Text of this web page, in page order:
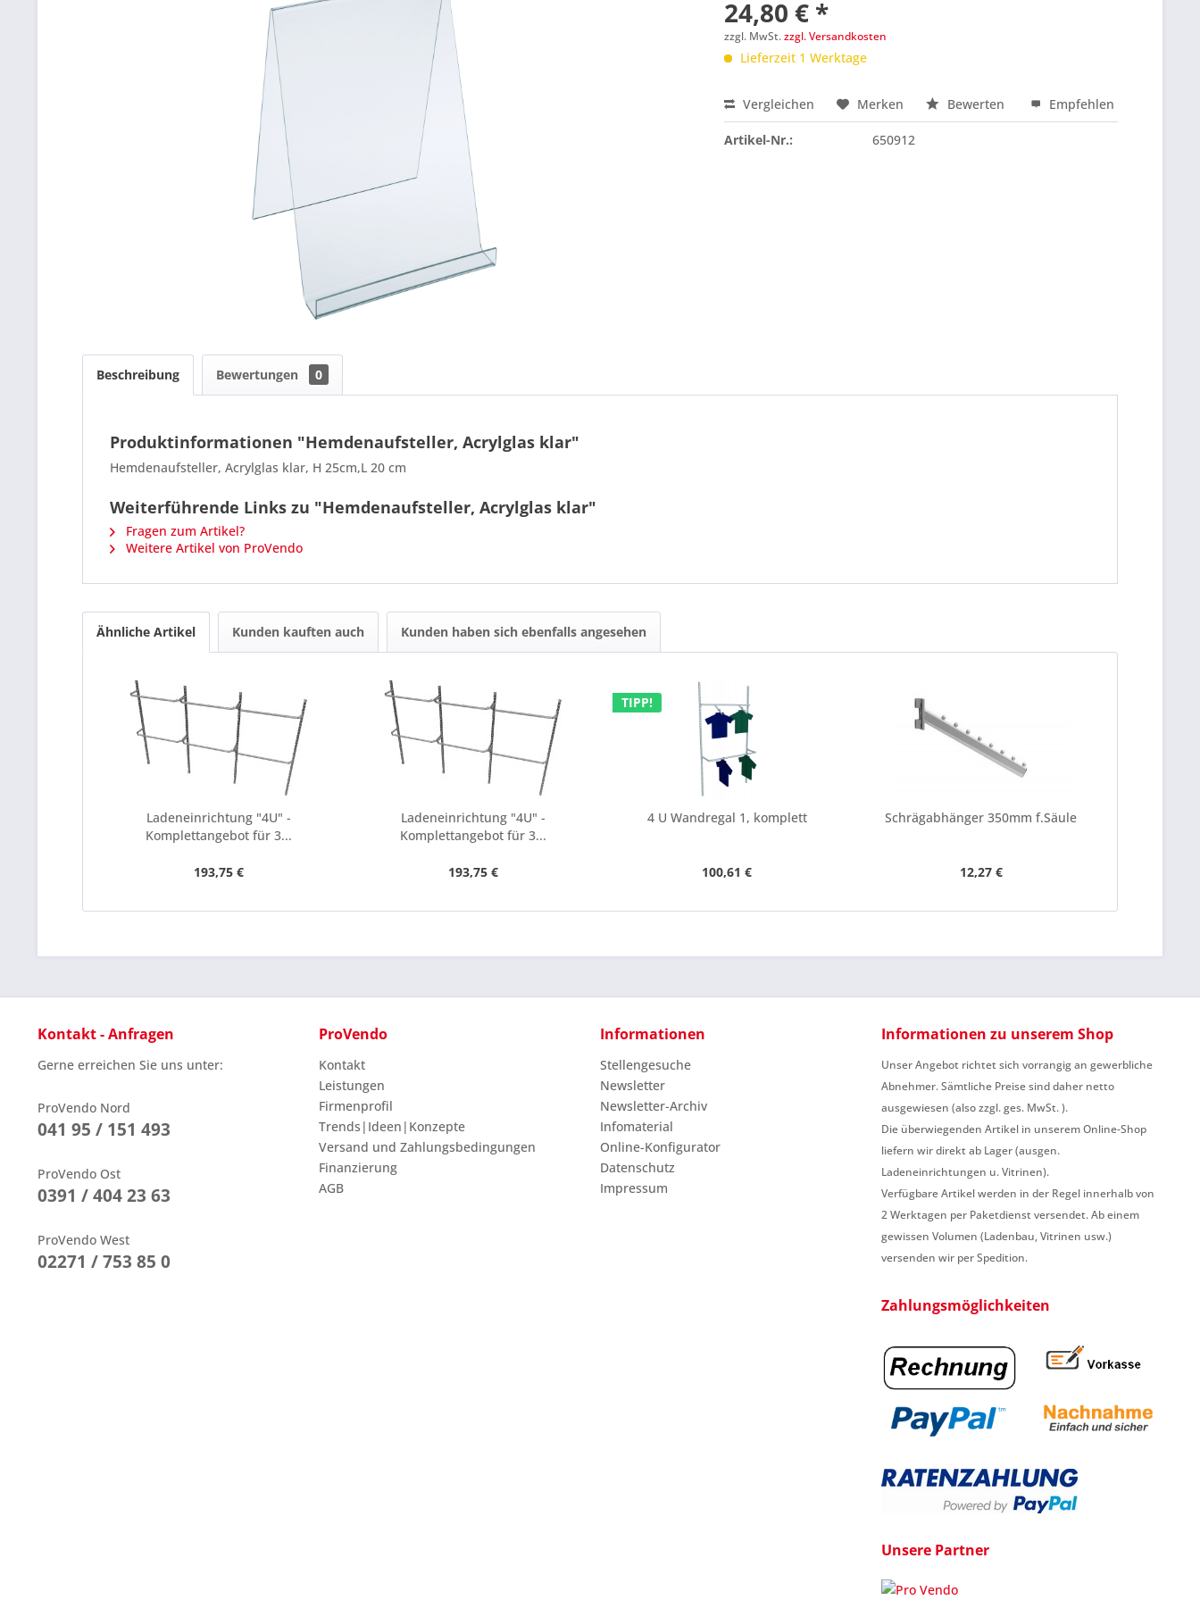
24,80 € *
zzgl. MwSt.zzgl. Versandkosten
Lieferzeit 1 Werktage
Preis anfragen
und stimme zu. *
Mit * gekennzeichnete Felder sind Pflichtfelder.
Senden
Vergleichen Merken Bewerten Empfehlen
Artikel-Nr.: 650912
Beschreibung Bewertungen 0
Produktinformationen "Hemdenaufsteller, Acrylglas klar"
Hemdenaufsteller, Acrylglas klar, H 25cm,L 20 cm
Weiterführende Links zu "Hemdenaufsteller, Acrylglas klar"
Fragen zum Artikel?
Weitere Artikel von ProVendo
Ähnliche Artikel Kunden kauften auch Kunden haben sich ebenfalls angesehen
Ladeneinrichtung "4U" -
Komplettangebot für 3...
193,75 €
Ladeneinrichtung "4U" -
Komplettangebot für 3...
193,75 €
TIPP!
4 U Wandregal 1, komplett
100,61 €
Schrägabhänger 350mm f.Säule
12,27 €
Kontakt - Anfragen
Gerne erreichen Sie uns unter:
ProVendo Nord
041 95 / 151 493
ProVendo Ost
0391 / 404 23 63
ProVendo West
02271 / 753 85 0
ProVendo
Kontakt
Leistungen
Firmenprofil
Trends|Ideen|Konzepte
Versand und Zahlungsbedingungen
Finanzierung
AGB
Informationen
Stellengesuche
Newsletter
Newsletter-Archiv
Infomaterial
Online-Konfigurator
Datenschutz
Impressum
Informationen zu unserem Shop
Unser Angebot richtet sich vorrangig an gewerbliche
Abnehmer. Sämtliche Preise sind daher netto
ausgewiesen (also zzgl. ges. MwSt. ).
Die überwiegenden Artikel in unserem Online-Shop
liefern wir direkt ab Lager (ausgen.
Ladeneinrichtungen u. Vitrinen).
Verfügbare Artikel werden in der Regel innerhalb von
2 Werktagen per Paketdienst versendet. Ab einem
gewissen Volumen (Ladenbau, Vitrinen usw.)
versenden wir per Spedition.
Zahlungsmöglichkeiten
Unsere Partner